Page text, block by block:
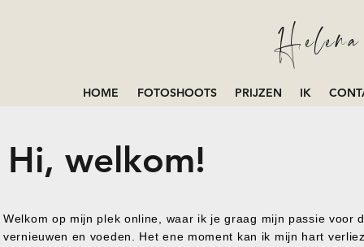
HOME FOTOSHOOTS PRIJZEN IK
Hi, welkom!
Welkom op mijn plek online, waar ik je graag mijn passie
vernieuwen en voeden. Het ene moment kan ik mijn hart